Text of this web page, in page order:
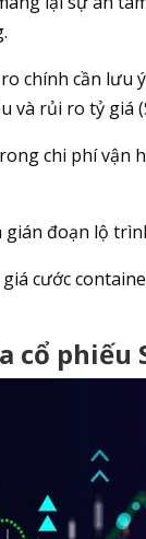
chính cần lưu
và rủi ro tỷ giá
chi phí
đoạn lộ
cước
phiếu